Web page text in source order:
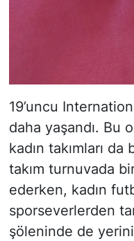
19’uncu
daha yaşandı. Bu
kadın takımları
takım turnuvada
ederken, kadın
sporseverlerden
şöleninde de